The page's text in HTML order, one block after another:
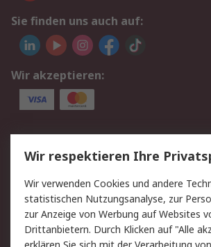
Sie finden uns auch auf:
Wir akzeptieren:
Service
Value Added Services
Rücksendungen
Hilfe
Rechtliches
Wir respektieren Ihre
Wir verwenden Cookies und andere
statistischen Nutzungsanalyse, zur
zur Anzeige von Werbung auf Websites
Drittanbietern. Durch Klicken auf "Alle